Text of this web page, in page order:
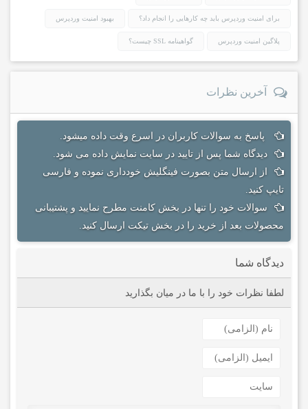
برای امنیت وردپرس باید چه کارهایی را انجام داد؟ بهبود امنیت وردپرس
پلاگین امنیت وردپرس گواهینامه SSL چیست؟
آخرین نظرات
پاسخ به سوالات کاربران در اسرع وقت داده میشود.
دیدگاه شما پس از تایید در سایت نمایش داده می شود.
از ارسال متن بصورت فینگلیش خودداری نموده و فارسی
تایپ کنید.
سوالات خود را تنها در بخش کامنت مطرح نمایید و پشتیبانی
محصولات بعد از خرید را در بخش تیکت ارسال کنید.
دیدگاه شما
لطفا نظرات خود را با ما در میان بگذارید